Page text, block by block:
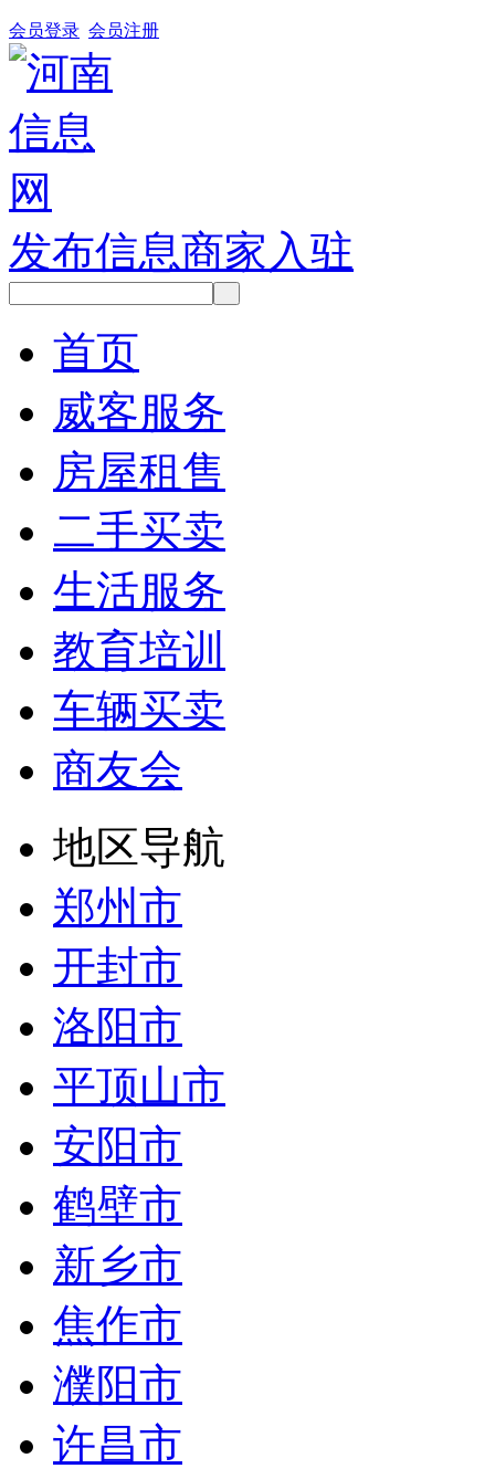
会员登录 会员注册
发布信息商家入驻
首页
威客服务
房屋租售
二手买卖
生活服务
教育培训
车辆买卖
商友会
地区导航
郑州市
开封市
洛阳市
平顶山市
安阳市
鹤壁市
新乡市
焦作市
濮阳市
许昌市